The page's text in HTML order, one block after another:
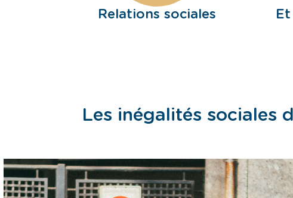
Relations sociales
Les inégalités sociales